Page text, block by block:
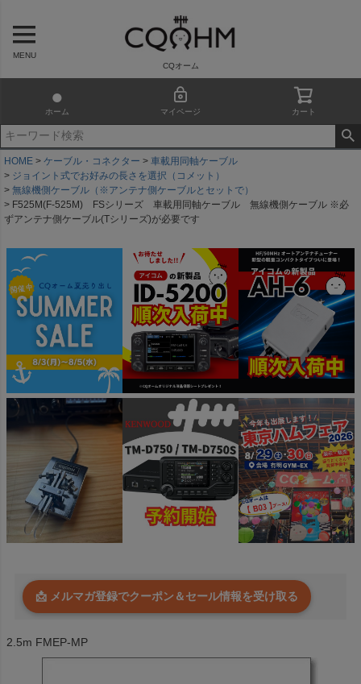
MENU
CQオーム
ホーム マイページ カート
HOME ケーブル・コネクター
車載用同軸ケーブル
ジョイント式でお好みの長さを選択（コメット）
無線機側ケーブル（※アンテナ側ケーブルとセットで）
F525M(F-525M) FSシリーズ 車載用同軸ケーブル 無線機側ケーブル ※必
ずアンテナ側ケーブル(Tシリーズ)が必要です
📩 メルマガ登録でクーポン＆セール情報を受け取る
2.5m FMEP-MP